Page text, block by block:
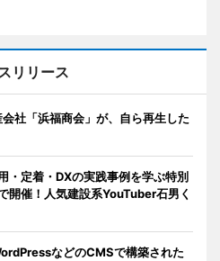
リリース
社「浜福商会」が、自ら再生した
・定着・DXの実践事例を学ぶ特別
開催！人気建設系YouTuber石男く
などのCMSで構築された